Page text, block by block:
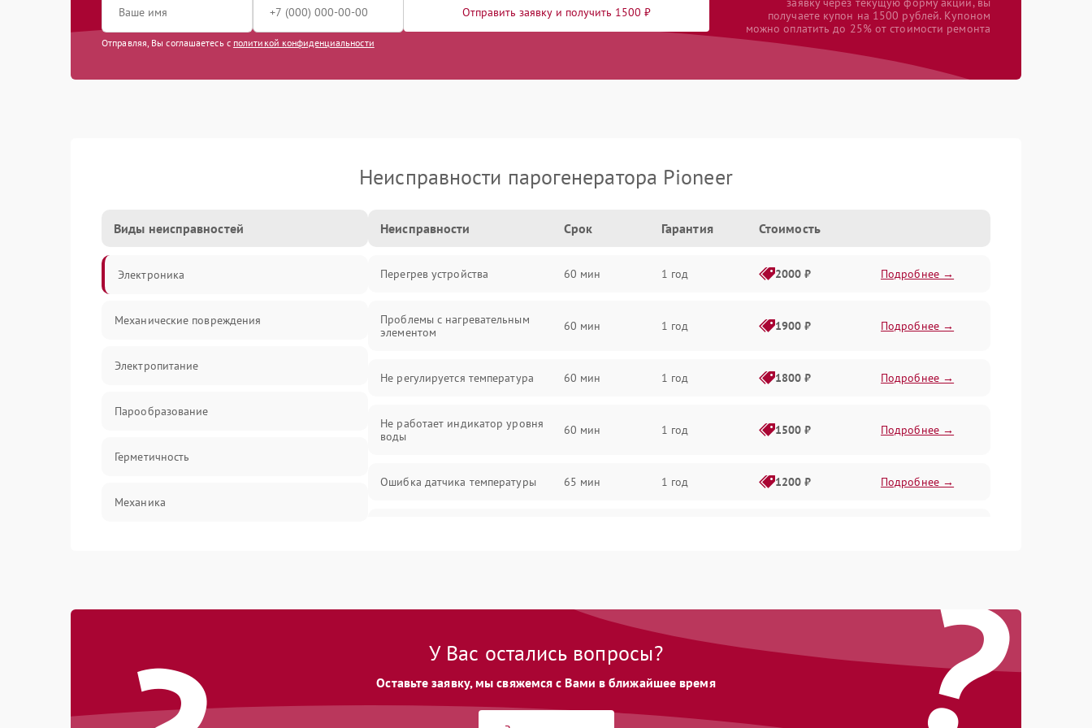
Отправить заявку и получить 1500 ₽
Отправляя, Вы соглашаетесь с политикой конфиденциальности
получаете купон на 1500 рублей. Купоном
можно оплатить до 25% от стоимости ремонта
Неисправности парогенератора Pioneer
Виды неисправностей
Электроника
Механические повреждения
Электропитание
Парообразование
Герметичность
Механика
Неисправности Срок Гарантия Стоимость
Перегрев устройства 60 мин 1 год 2000 ₽ Подробнее →
Проблемы с нагревательным
элементом
60 мин 1 год 1900 ₽ Подробнее →
Не регулируется температура 60 мин 1 год 1800 ₽ Подробнее →
Не работает индикатор уровня
воды
60 мин 1 год 1500 ₽ Подробнее →
Ошибка датчика температуры 65 мин 1 год 1200 ₽ Подробнее →
70 мин Подробнее →
Не сохраняет настройки 65 мин Подробнее →
Не включается 60 мин Подробнее →
?
У Вас остались вопросы?
Оставьте заявку, мы свяжемся с Вами в ближайшее время